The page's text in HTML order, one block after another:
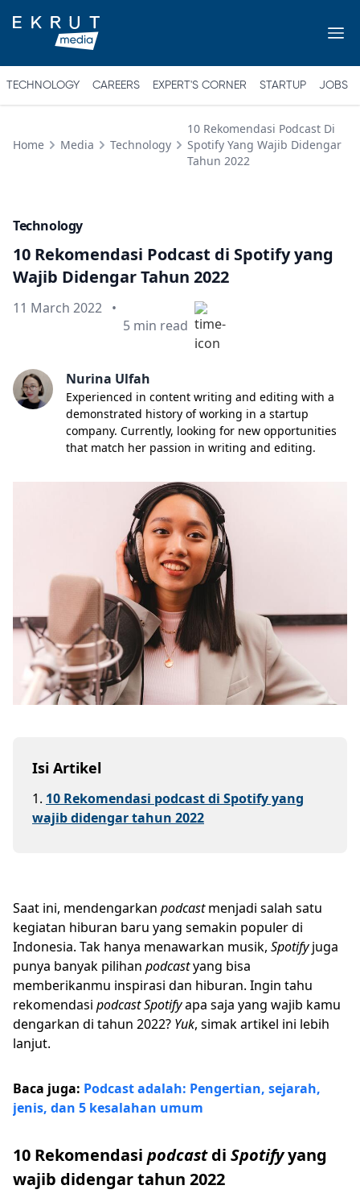
TECHNOLOGY CAREERS EXPERT'S CORNER STARTUP JOBS
Home Media Technology
10 Rekomendasi Podcast Di
Spotify Yang Wajib Didengar
Tahun 2022
Technology
10 Rekomendasi Podcast di Spotify yang
Wajib Didengar Tahun 2022
Published on
11 March 2022 •
Min read
5 min read
Nurina Ulfah
Experienced in content writing and editing with a
demonstrated history of working in a startup
company. Currently, looking for new opportunities
that match her passion in writing and editing.
Isi Artikel
1. 10 Rekomendasi podcast di Spotify yang
wajib didengar tahun 2022
Saat ini, mendengarkan podcastmenjadi salah satu
kegiatan hiburan baru yang semakin populer di
Indonesia. Tak hanya menawarkan musik, Spotifyjuga
punya banyak pilihan podcastyang bisa
memberikanmu inspirasi dan hiburan. Ingin tahu
rekomendasi podcast Spotifyapa saja yang wajib kamu
dengarkan di tahun 2022? Yuk, simak artikel ini lebih
lanjut.
Baca juga: Podcast adalah: Pengertian, sejarah,
jenis, dan 5 kesalahan umum
10 Rekomendasi podcastdi Spotifyyang
wajib didengar tahun 2022